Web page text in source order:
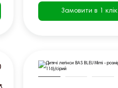
Замовити в 1 клік